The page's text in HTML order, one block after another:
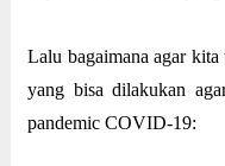
Lalu bagaimana agar
yang bisa dilakukan
pandemic COVID-19: